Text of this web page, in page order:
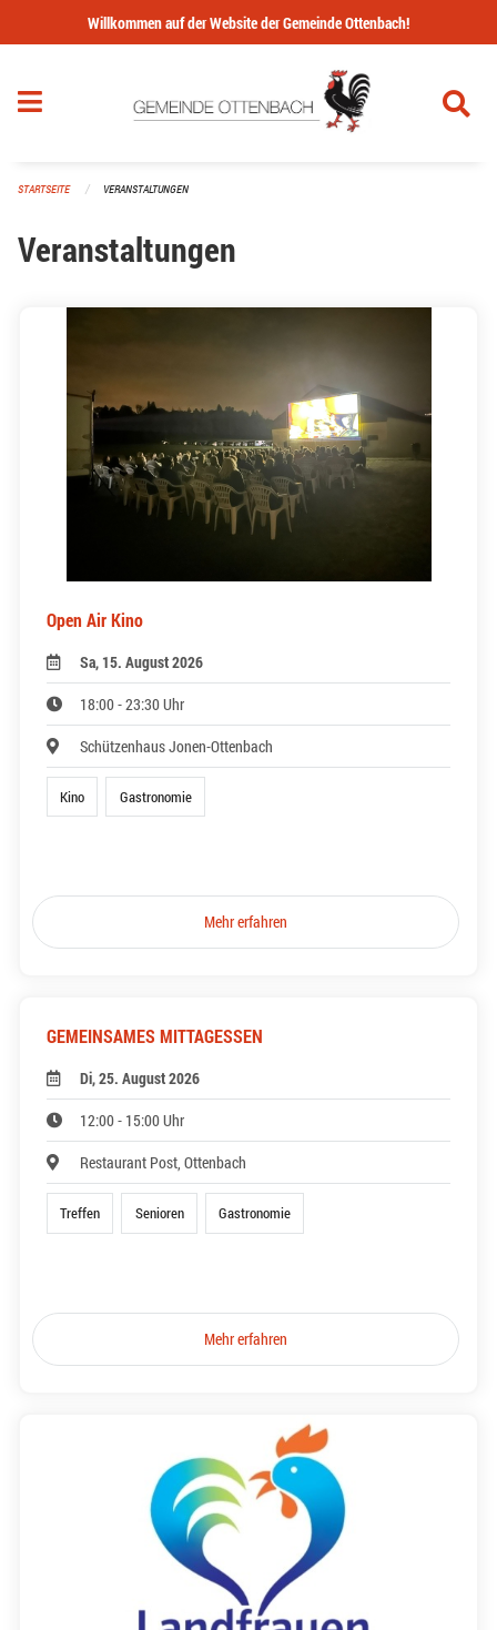
Navigation überspringen
Willkommen auf der Website der Gemeinde Ottenbach!
STARTSEITE VERANSTALTUNGEN
Veranstaltungen
Open Air Kino
Sa, 15. August 2026
18:00 - 23:30 Uhr
Schützenhaus Jonen-Ottenbach
Kino Gastronomie
Mehr erfahren
GEMEINSAMES MITTAGESSEN
Di, 25. August 2026
12:00 - 15:00 Uhr
Restaurant Post, Ottenbach
Treffen Senioren Gastronomie
Mehr erfahren